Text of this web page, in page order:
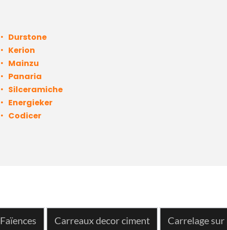
Durstone
Kerion
Mainzu
Panaria
Silceramiche
Energieker
Codicer
Faïences Carreaux decor ciment Carrelage